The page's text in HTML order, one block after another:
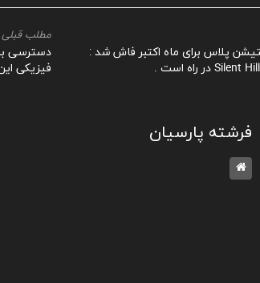
مطلب قبلی
فیزیکی
پلاس برای ماه اکتبر فاش شد :
فرشته پارسیان